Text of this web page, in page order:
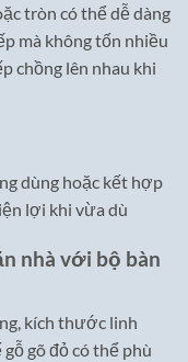
tròn có thể dễ dàng
mà không tốn nhiều
chồng lên nhau khi
dùng hoặc kết hợp
lợi khi vừa dù
nhà với bộ bàn
kích thước linh
gỗ gõ đỏ có thể phù